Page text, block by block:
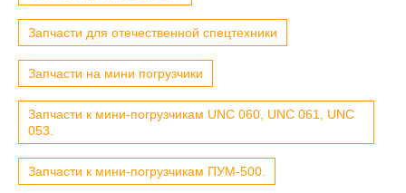
Запчасти для отечественной спецтехники
Запчасти на мини погрузчики
Запчасти к мини-погрузчикам UNC 060, UNC 061, UNC
053.
Запчасти к мини-погрузчикам ПУМ-500.